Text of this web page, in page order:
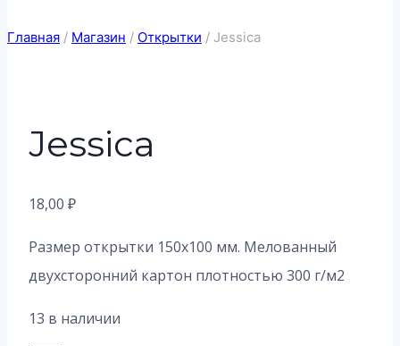
Главная / Магазин / Открытки / Jessica
Jessica
18,00 ₽
Размер открытки 150х100 мм. Мелованный
двухсторонний картон плотностью 300 г/м2
13 в наличии